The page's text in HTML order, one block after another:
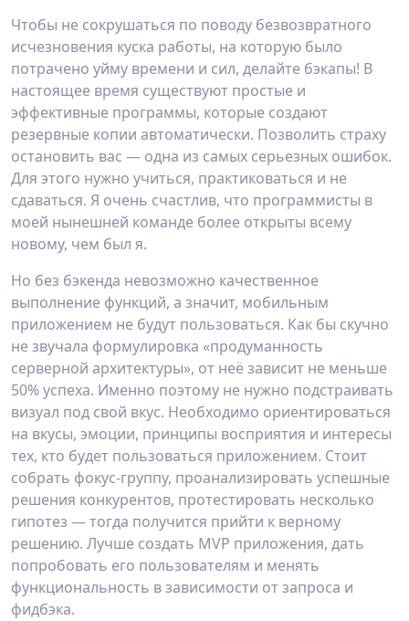
Чтобы не сокрушаться по поводу безвозвратного
исчезновения куска работы, на которую было
потрачено уйму времени и сил, делайте бэкапы! В
настоящее время существуют простые и
эффективные программы, которые создают
резервные копии автоматически. Позволить страху
остановить вас — одна из самых серьезных ошибок.
Для этого нужно учиться, практиковаться и не
сдаваться. Я очень счастлив, что программисты в
моей нынешней команде более открыты всему
новому, чем был я.
Но без бэкенда невозможно качественное
выполнение функций, а значит, мобильным
приложением не будут пользоваться. Как бы скучно
не звучала формулировка «продуманность
серверной архитектуры», от неё зависит не меньше
50% успеха. Именно поэтому не нужно подстраивать
визуал под свой вкус. Необходимо ориентироваться
на вкусы, эмоции, принципы восприятия и интересы
тех, кто будет пользоваться приложением. Стоит
собрать фокус-группу, проанализировать успешные
решения конкурентов, протестировать несколько
гипотез — тогда получится прийти к верному
решению. Лучше создать MVP приложения, дать
попробовать его пользователям и менять
функциональность в зависимости от запроса и
фидбэка.